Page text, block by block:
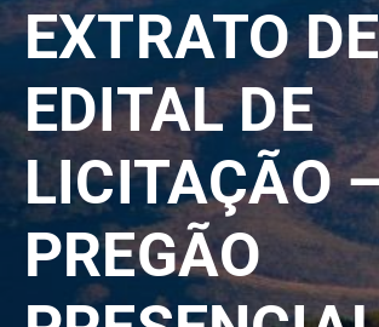
A
Prefeitura
Notícias
Serviços
Transparência
Webmail
EXTRATO DE
EDITAL DE
LICITAÇÃO
PREGÃO